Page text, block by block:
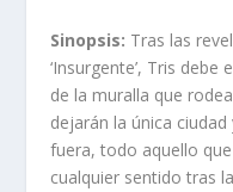
Sinopsis: Tras las
‘Insurgente’, Tris
de la muralla que
dejarán la única
fuera, todo aquello
cualquier sentido tras